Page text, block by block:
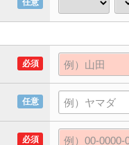
任意
必須
任意
必須